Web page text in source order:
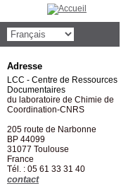
Adresse
LCC - Centre de Ressources
Documentaires
du laboratoire de Chimie de
Coordination-CNRS
205 route de Narbonne
BP 44099
31077 Toulouse
France
Tél. : 05 61 33 31 40
contact